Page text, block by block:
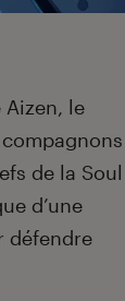
Aizen, le
de la Soul
d’une
défendre